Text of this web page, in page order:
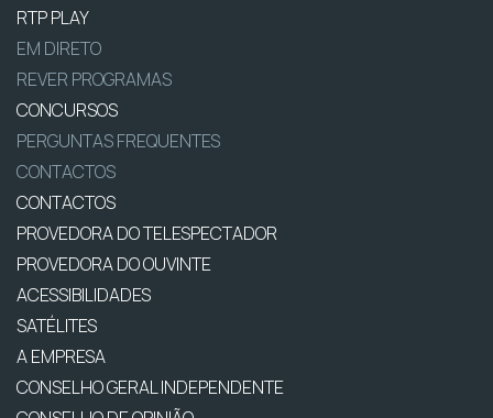
RTP PLAY
EM DIRETO
REVER PROGRAMAS
CONCURSOS
PERGUNTAS FREQUENTES
CONTACTOS
CONTACTOS
PROVEDORA DO TELESPECTADOR
PROVEDORA DO OUVINTE
ACESSIBILIDADES
SATÉLITES
A EMPRESA
CONSELHO GERAL INDEPENDENTE